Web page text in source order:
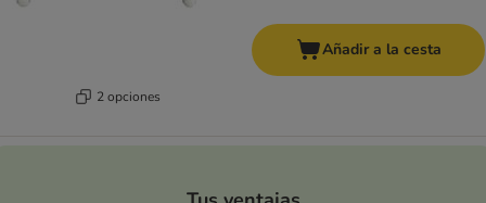
2 opciones
Añadir a la cesta